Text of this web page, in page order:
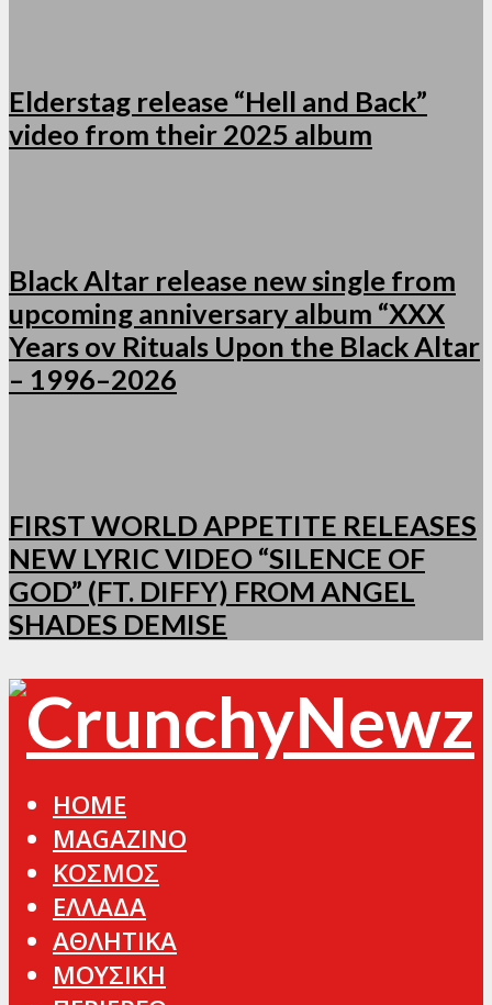
Elderstag release “Hell and Back”
video from their 2025 album
Black Altar release new single from
upcoming anniversary album “XXX
Years ov Rituals Upon the Black Altar
– 1996–2026
FIRST WORLD APPETITE RELEASES
NEW LYRIC VIDEO “SILENCE OF
GOD” (FT. DIFFY) FROM ANGEL
SHADES DEMISE
HOME
MAGAZINO
ΚΟΣΜΟΣ
ΕΛΛΑΔΑ
ΑΘΛΗΤΙΚΑ
ΜΟΥΣΙΚΗ